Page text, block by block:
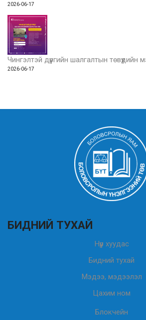
2026-06-17
Чингэлтэй дүүргийн шалгалтын төвүүдийн
2026-06-17
БИДНИЙ ТУХАЙ
Нүүр хуудас
Бидний тухай
Мэдээ, мэдээлэл
Цахим ном
Блокчейн